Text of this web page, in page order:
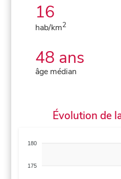
16
hab/km2
48 ans
âge médian
Évolution de
180
175